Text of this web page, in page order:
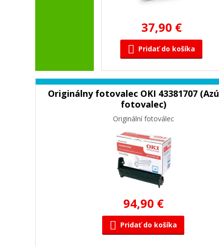
37,90 €
Pridať do košíka
Originálny fotovalec OKI 43381707
fotovalec)
Originální fotoválec
94,90 €
Pridať do košíka